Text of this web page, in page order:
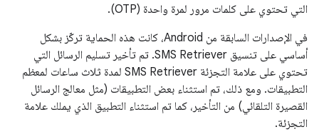
التي تحتوي على كلمات مرور لمرة واحدة (OTP).
في الإصدارات السابقة من Android، كانت هذه الحماية تركّز بشكل
أساسي على تنسيق SMS Retriever. تم تأخير تسليم الرسائل التي
تحتوي على علامة التجزئة SMS Retriever لمدة ثلاث ساعات لمعظم
التطبيقات. ومع ذلك، تم استثناء بعض التطبيقات (مثل معالج الرسائل
القصيرة التلقائي) من التأخير، كما تم استثناء التطبيق الذي يملك علامة
التجزئة.